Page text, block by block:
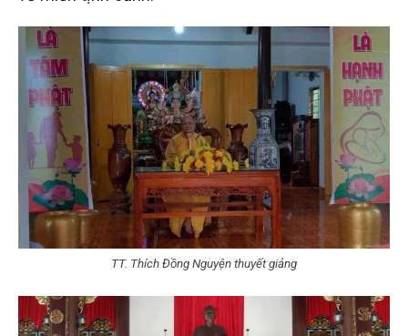
TT. Thích Đồng Nguyện thuyết giảng